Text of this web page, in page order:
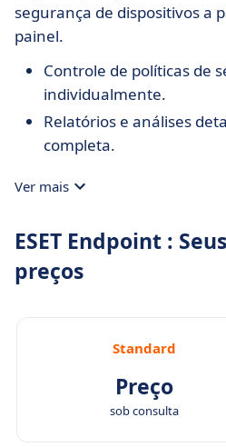
segurança de dispositivos a
painel.
Controle de políticas de
individualmente.
Relatórios e análises
completa.
Ver mais
ESET Endpoint : Seus
preços
Standard
Preço
sob consulta